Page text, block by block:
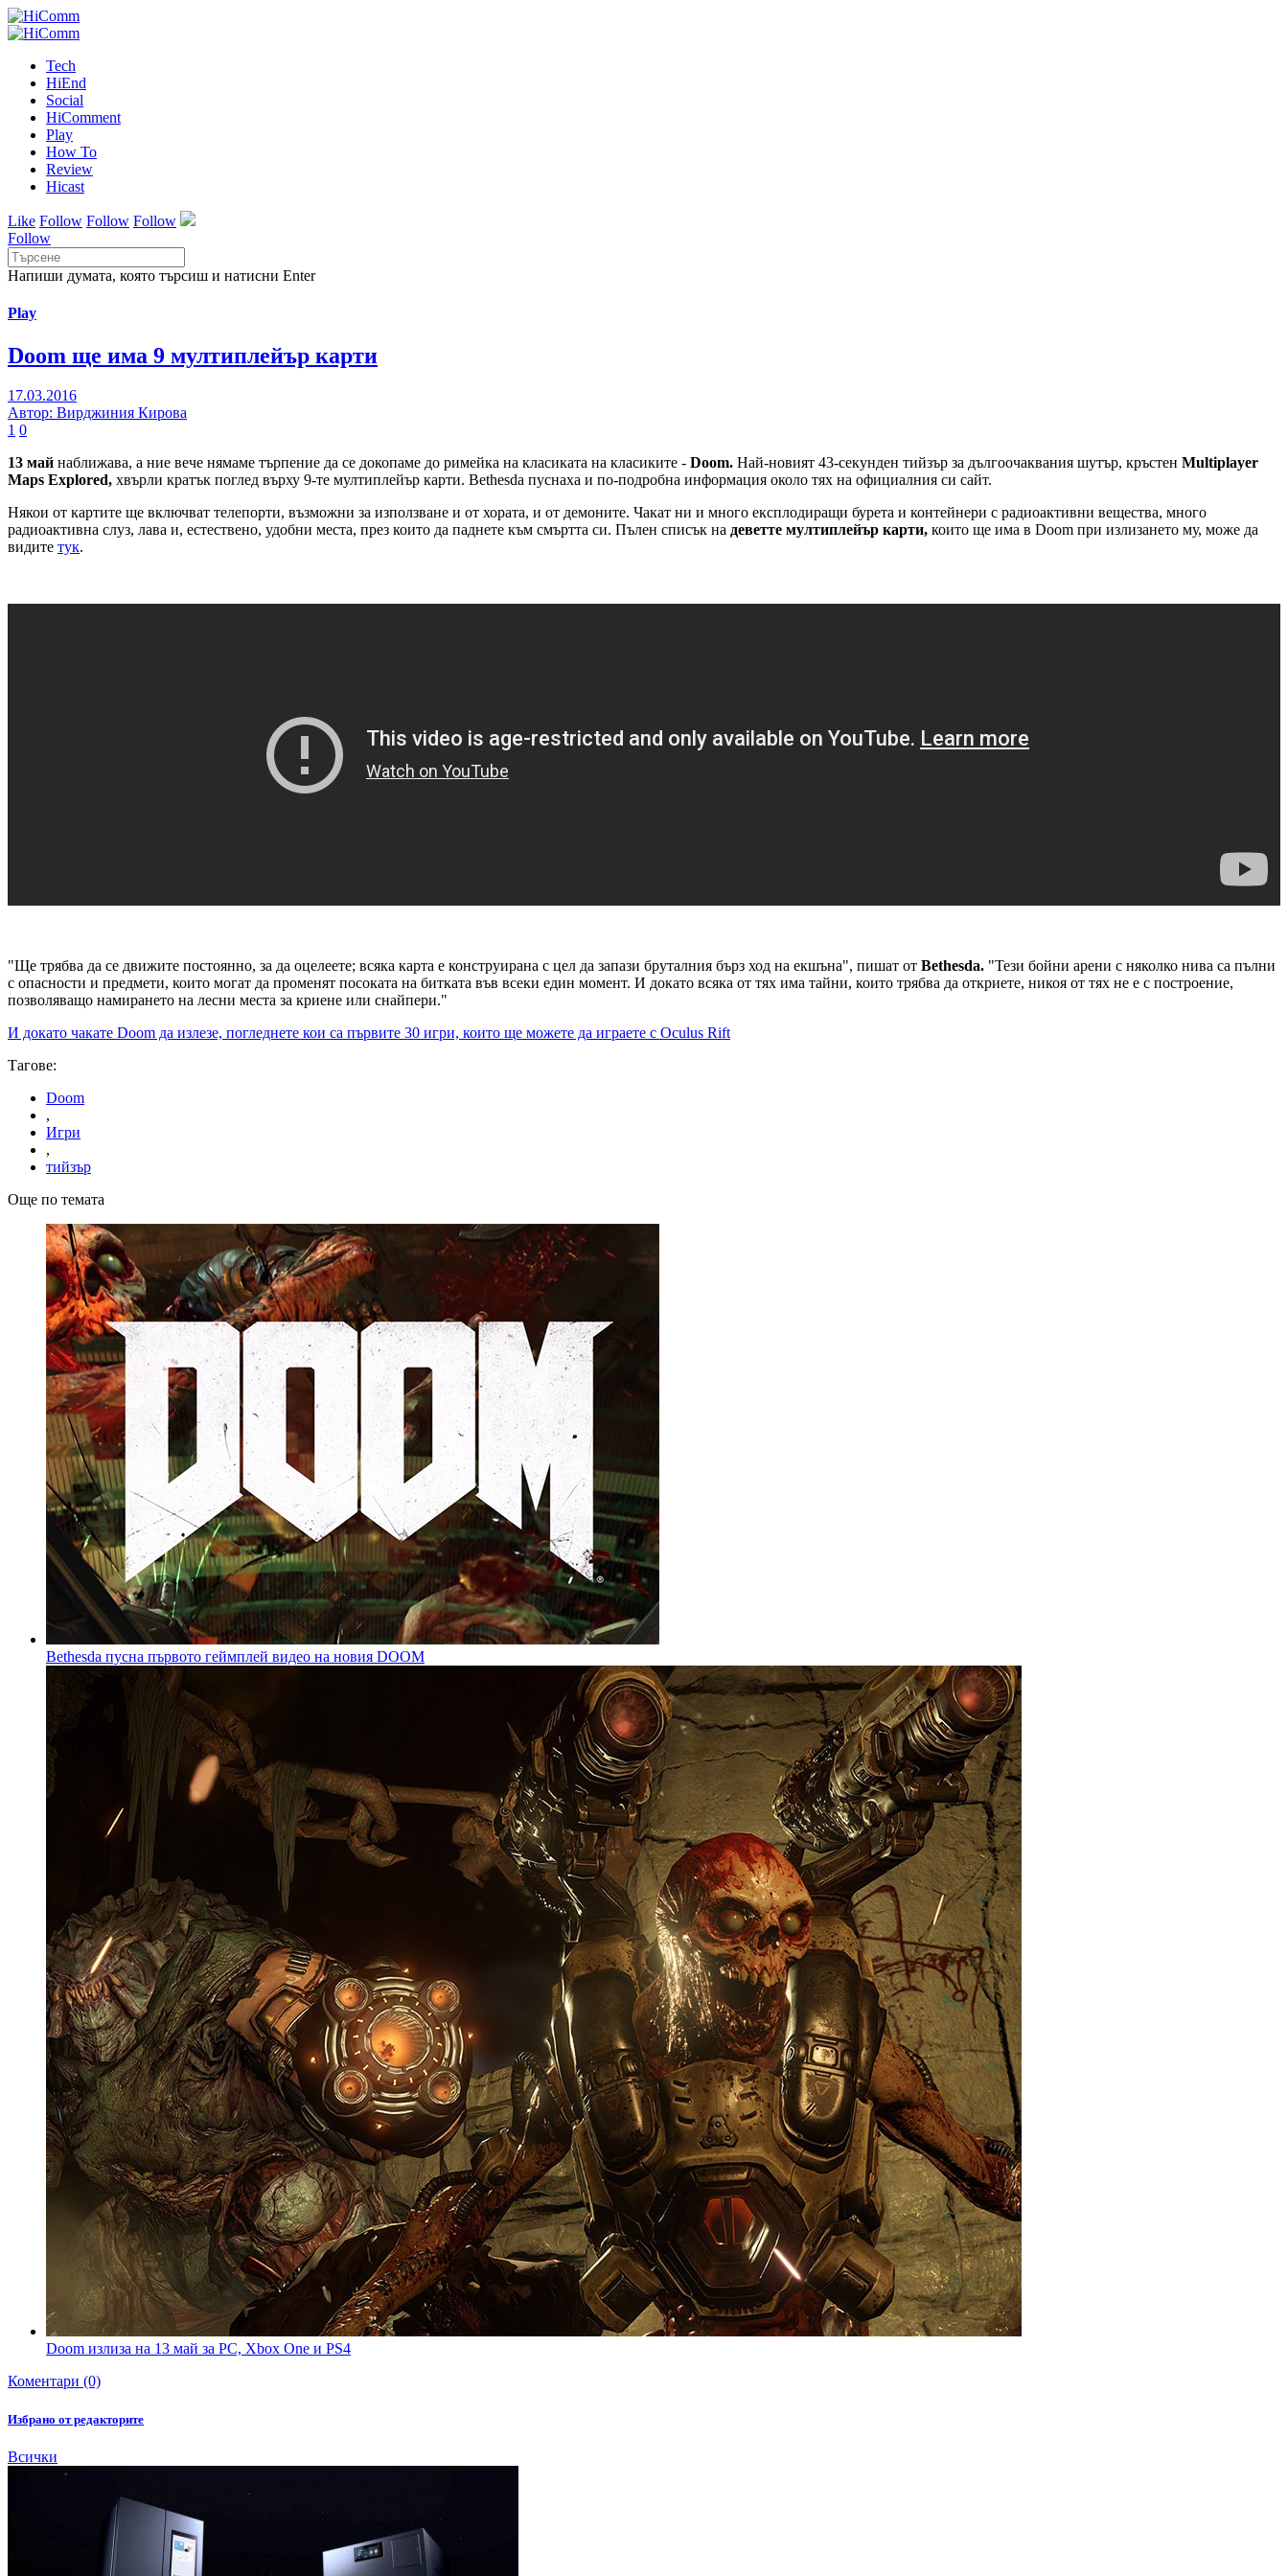
Tech
HiEnd
Social
HiComment
Play
How To
Review
Hicast
Like Follow Follow Follow
Follow
Напиши думата, която търсиш и натисни Enter
Play
Doom ще има 9 мултиплейър карти
17.03.2016
Автор: Вирджиния Кирова
1 0
13 май наближава, а ние вече нямаме търпение да се докопаме до римейка на класиката на класиките - Doom. Най-новият 43-секунден тийзър за дългоочаквания шутър, кръстен Multiplayer
Maps Explored, хвърли кратък поглед върху 9-те мултиплейър карти. Bethesda пуснаха и по-подробна информация около тях на официалния си сайт.
Някои от картите ще включват телепорти, възможни за използване и от хората, и от демоните. Чакат ни и много експлодиращи бурета и контейнери с радиоактивни вещества, много
радиоактивна слуз, лава и, естествено, удобни места, през които да паднете към смъртта си. Пълен списък на деветте мултиплейър карти, които ще има в Doom при излизането му, може да
видите тук.
"Ще трябва да се движите постоянно, за да оцелеете; всяка карта е конструирана с цел да запази бруталния бърз ход на екшъна", пишат от Bethesda. "Тези бойни арени с няколко нива са пълни
с опасности и предмети, които могат да променят посоката на битката във всеки един момент. И докато всяка от тях има тайни, които трябва да откриете, никоя от тях не е с построение,
позволяващо намирането на лесни места за криене или снайпери."
И докато чакате Doom да излезе, погледнете кои са първите 30 игри, които ще можете да играете с Oculus Rift
Тагове:
Doom
,
Игри
,
тийзър
Още по темата
Bethesda пусна първото геймплей видео на новия DOOM
Doom излиза на 13 май за PC, Xbox One и PS4
Коментари (0)
Избрано от редакторите
Всички